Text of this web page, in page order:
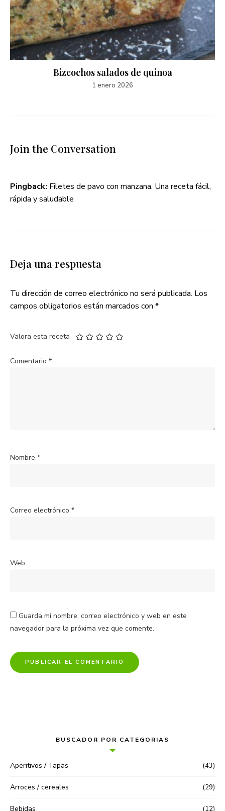
Bizcochos salados de quinoa
1 enero 2026
Join the Conversation
Pingback: Filetes de pavo con manzana. Una receta fácil,
rápida y saludable
Deja una respuesta
Tu dirección de correo electrónico no será publicada. Los
campos obligatorios están marcados con *
Valora esta receta
Comentario *
Nombre *
Correo electrónico *
Web
Guarda mi nombre, correo electrónico y web en este
navegador para la próxima vez que comente.
BUSCADOR POR CATEGORIAS
Aperitivos / Tapas (43)
Arroces / cereales (29)
Bebidas (12)